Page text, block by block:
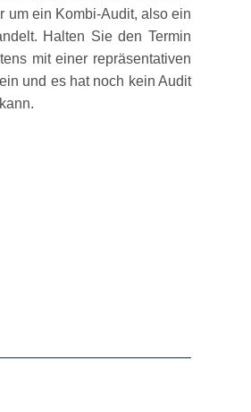
um ein Kombi-Audit, also ein
Halten Sie den Termin
mit einer repräsentativen
und es hat noch kein Audit